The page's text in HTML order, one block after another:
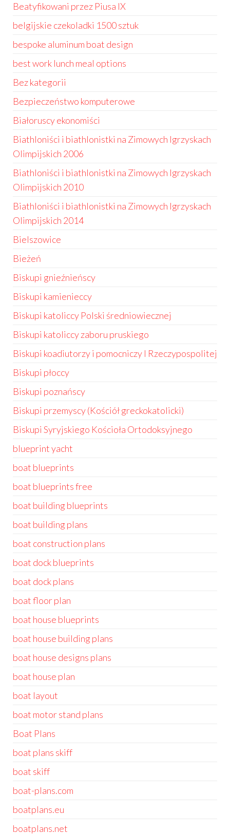
Beatyfikowani przez Piusa IX
belgijskie czekoladki 1500 sztuk
bespoke aluminum boat design
best work lunch meal options
Bez kategorii
Bezpieczeństwo komputerowe
Białoruscy ekonomiści
Biathloniści i biathlonistki na Zimowych Igrzyskach
Olimpijskich 2006
Biathloniści i biathlonistki na Zimowych Igrzyskach
Olimpijskich 2010
Biathloniści i biathlonistki na Zimowych Igrzyskach
Olimpijskich 2014
Bielszowice
Bieżeń
Biskupi gnieźnieńscy
Biskupi kamienieccy
Biskupi katoliccy Polski średniowiecznej
Biskupi katoliccy zaboru pruskiego
Biskupi koadiutorzy i pomocniczy I Rzeczypospolitej
Biskupi płoccy
Biskupi poznańscy
Biskupi przemyscy (Kościół greckokatolicki)
Biskupi Syryjskiego Kościoła Ortodoksyjnego
blueprint yacht
boat blueprints
boat blueprints free
boat building blueprints
boat building plans
boat construction plans
boat dock blueprints
boat dock plans
boat floor plan
boat house blueprints
boat house building plans
boat house designs plans
boat house plan
boat layout
boat motor stand plans
Boat Plans
boat plans skiff
boat skiff
boat-plans.com
boatplans.eu
boatplans.net